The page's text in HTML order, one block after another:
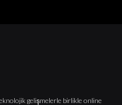
gelişmelerle birlikle online